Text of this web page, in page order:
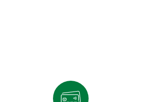
600,00 TL